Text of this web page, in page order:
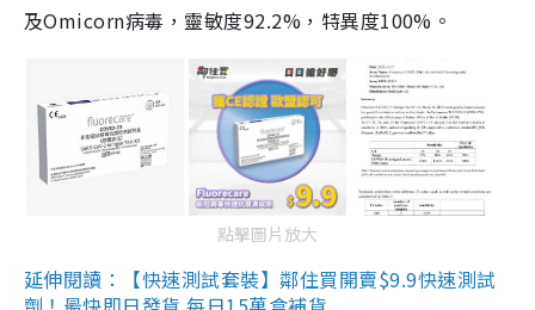
及Omicorn病毒，靈敏度92.2%，特異度100%。
點擊圖片放大
延伸閱讀：【快速測試套裝】鄰住買開賣$9.9快速測試